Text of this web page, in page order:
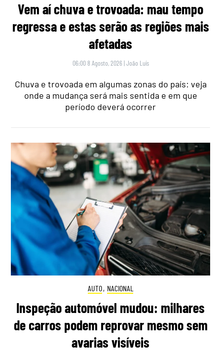
Vem aí chuva e trovoada: mau tempo
regressa e estas serão as regiões mais
afetadas
06:00 8 Agosto, 2026 |João Luís
Chuva e trovoada em algumas zonas do país: veja
onde a mudança será mais sentida e em que
período deverá ocorrer
AUTO, NACIONAL
Inspeção automóvel mudou: milhares
de carros podem reprovar mesmo sem
avarias visíveis